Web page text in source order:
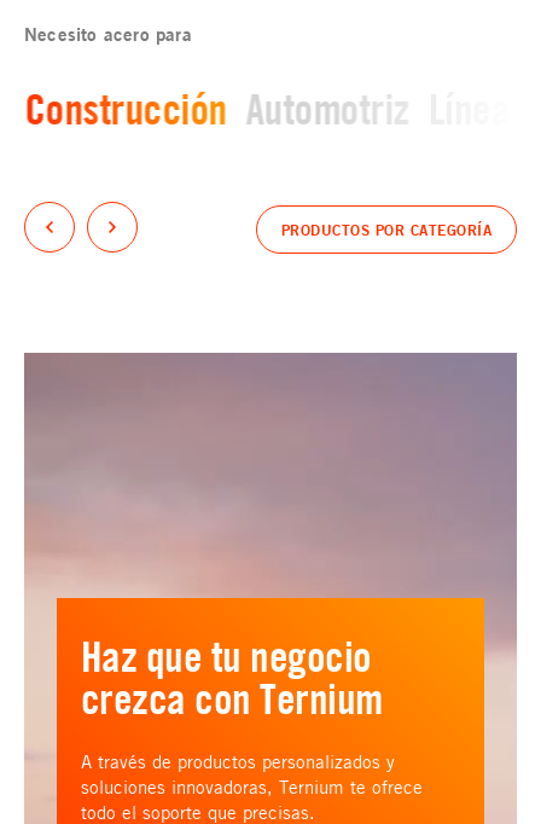
Necesito acero para
Construcción Automotriz
PRODUCTOS POR CATEGORÍA
Haz que tu negocio
crezca con Ternium
A través de productos personalizados y
soluciones innovadoras, Ternium te ofrece
todo el soporte que precisas.